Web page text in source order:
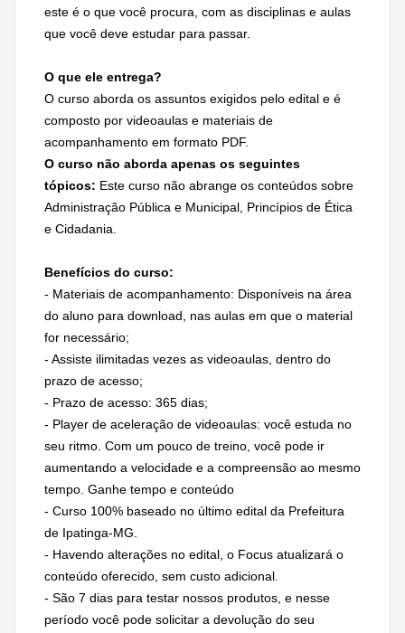
este é o que você procura, com as disciplinas e aulas
que você deve estudar para passar.
O que ele entrega?
O curso aborda os assuntos exigidos pelo edital e é
composto por videoaulas e materiais de
acompanhamento em formato PDF.
O curso não aborda apenas os seguintes
tópicos: Este curso não abrange os conteúdos sobre
Administração Pública e Municipal, Princípios de Ética
e Cidadania.
Benefícios do curso:
- Materiais de acompanhamento: Disponíveis na área
do aluno para download, nas aulas em que o material
for necessário;
- Assiste ilimitadas vezes as videoaulas, dentro do
prazo de acesso;
- Prazo de acesso: 365 dias;
- Player de aceleração de videoaulas: você estuda no
seu ritmo. Com um pouco de treino, você pode ir
aumentando a velocidade e a compreensão ao mesmo
tempo. Ganhe tempo e conteúdo
- Curso 100% baseado no último edital da Prefeitura
de Ipatinga-MG.
- Havendo alterações no edital, o Focus atualizará o
conteúdo oferecido, sem custo adicional.
- São 7 dias para testar nossos produtos, e nesse
período você pode solicitar a devolução do seu